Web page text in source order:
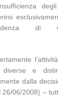
di
diverse e
dalla
06/2008) –